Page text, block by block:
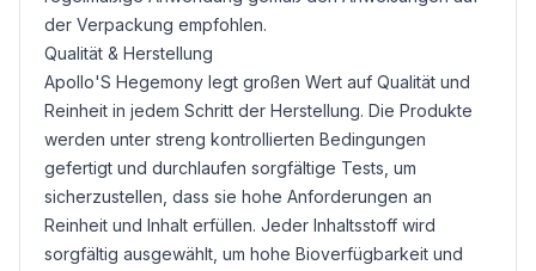
der Verpackung empfohlen.
Qualität & Herstellung
Apollo'S Hegemony legt großen Wert auf Qualität und
Reinheit in jedem Schritt der Herstellung. Die Produkte
werden unter streng kontrollierten Bedingungen
gefertigt und durchlaufen sorgfältige Tests, um
sicherzustellen, dass sie hohe Anforderungen an
Reinheit und Inhalt erfüllen. Jeder Inhaltsstoff wird
sorgfältig ausgewählt, um hohe Bioverfügbarkeit und